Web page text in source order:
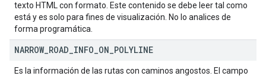
texto HTML con formato. Este contenido se debe leer tal como
está y es solo para fines de visualización. No lo analices de
forma programática.
NARROW_ ROAD INFO ON POLYLINE
Es la información de las rutas con caminos angostos. El campo